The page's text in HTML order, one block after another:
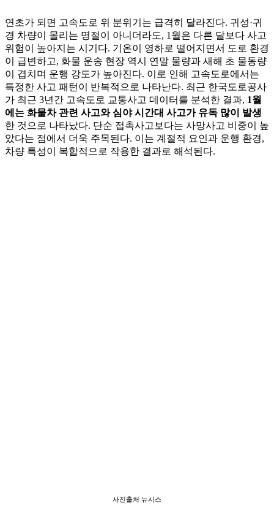
연초가 되면 고속도로 위 분위기는 급격히 달라진다. 귀성·귀
경 차량이 몰리는 명절이 아니더라도, 1월은 다른 달보다 사고
위험이 높아지는 시기다. 기온이 영하로 떨어지면서 도로 환경
이 급변하고, 화물 운송 현장 역시 연말 물량과 새해 초 물동량
이 겹치며 운행 강도가 높아진다. 이로 인해 고속도로에서는
특정한 사고 패턴이 반복적으로 나타난다. 최근 한국도로공사
가 최근 3년간 고속도로 교통사고 데이터를 분석한 결과, 1월
에는 화물차 관련 사고와 심야 시간대 사고가 유독 많이 발생
한 것으로 나타났다. 단순 접촉사고보다는 사망사고 비중이 높
았다는 점에서 더욱 주목된다. 이는 계절적 요인과 운행 환경,
차량 특성이 복합적으로 작용한 결과로 해석된다.
사진출처 뉴시스